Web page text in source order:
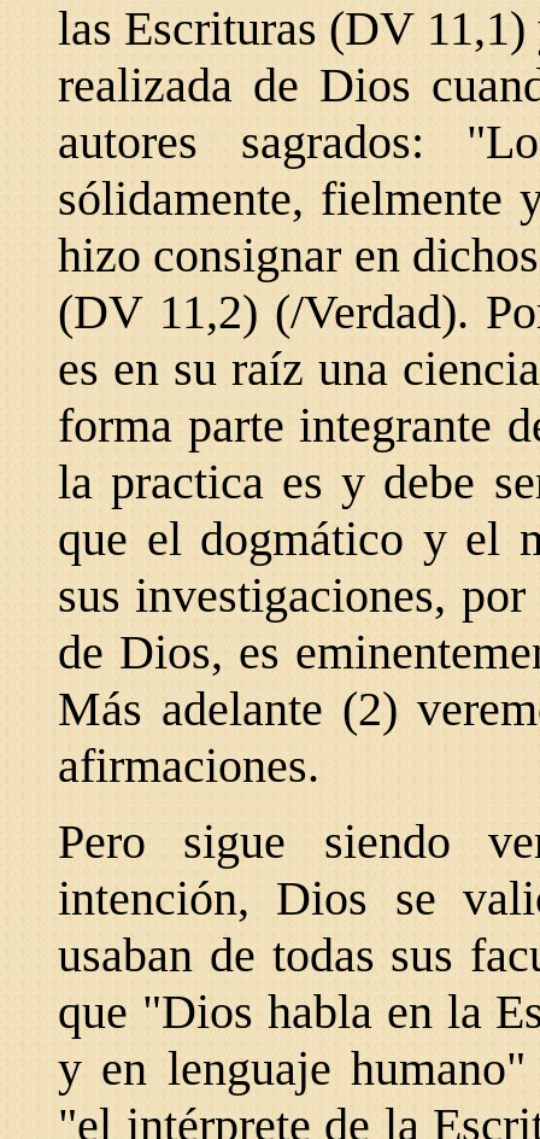
las Escrituras (DV
realizada de Dios
autores sagrados:
sólidamente, fielmente
hizo consignar en
(DV 11,2) (/Verdad).
es en su raíz una
forma parte integrante
la practica es y debe
que el dogmático y el
sus investigaciones,
de Dios, es
Más adelante (2)
afirmaciones.
Pero sigue siendo
intención, Dios se
usaban de todas sus
que "Dios habla en la
y en lenguaje
"el intérprete de la